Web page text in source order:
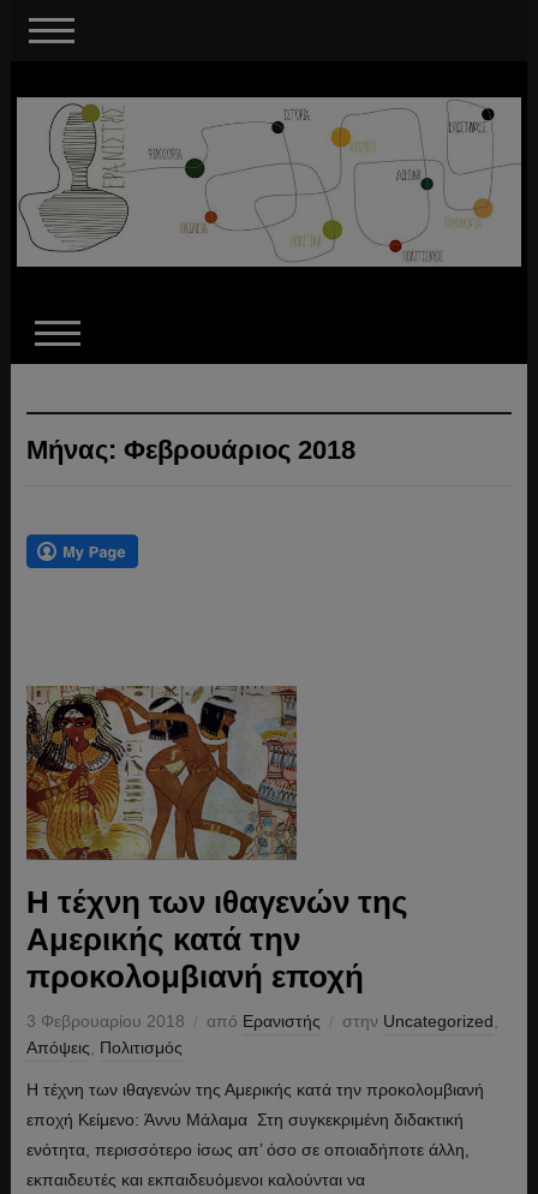
Μήνας: Φεβρουάριος 2018
Η τέχνη των ιθαγενών της
Αμερικής κατά την
προκολομβιανή εποχή
3 Φεβρουαρίου 2018 από Ερανιστής στην Uncategorized
Απόψεις
Πολιτισμός
Η τέχνη των ιθαγενών της Αμερικής κατά την προκολομβιανή
εποχή Κείμενο: Άννυ Μάλαμα Στη συγκεκριμένη διδακτική
ενότητα, περισσότερο ίσως απ’ όσο σε οποιαδήποτε άλλη,
εκπαιδευτές και εκπαιδευόμενοι καλούνται να